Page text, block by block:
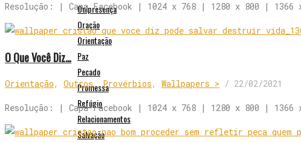
Onipresença
Oração
Orientação
Paz
Pecado
Promessa
Refúgio
Relacionamentos
Salvação
Resolução: | Capa Facebook | 1024 x 768 | 1280 x 800 | 1366
O Que Você Diz…
Orientação , Outros,Provérbios , Wallpapers > / 22/02/2021
Resolução: | Capa Facebook | 1024 x 768 | 1280 x 800 | 1366